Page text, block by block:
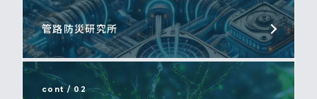
管路防災研究所
cont / 02